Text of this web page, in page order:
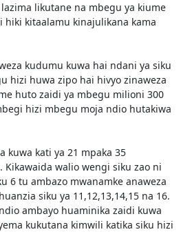
likutane na mbegu ya kiume
kitaalamu kinajulikana kama
kudumu kuwa hai ndani ya siku
hizi huwa zipo hai hivyo zinaweza
huto zaidi ya mbegu milioni 300
hizi mbegu moja ndio hutakiwa
kuwa kati ya 21 mpaka 35
Kikawaida walio wengi siku zao ni
6 tu ambazo mwanamke anaweza
siku ya 11,12,13,14,15 na 16.
ambayo huaminika zaidi kuwa
kukutana kimwili katika siku hizi